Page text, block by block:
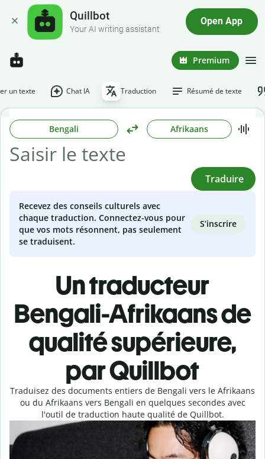
Quillbot
Your AI writing assistant
Open App
Premium
un texte Chat IA Traduction Résumé de texte
Bengali Afrikaans
Traduire
Recevez des conseils culturels avec
chaque traduction. Connectez-vous pour
que vos mots résonnent, pas seulement
se traduisent.
S’inscrire
Un traducteur
Bengali-Afrikaans de
qualité supérieure,
par Quillbot
Traduisez des documents entiers de Bengali vers le Afrikaans
ou du Afrikaans vers Bengali en quelques secondes avec
l'outil de traduction haute qualité de Quillbot.